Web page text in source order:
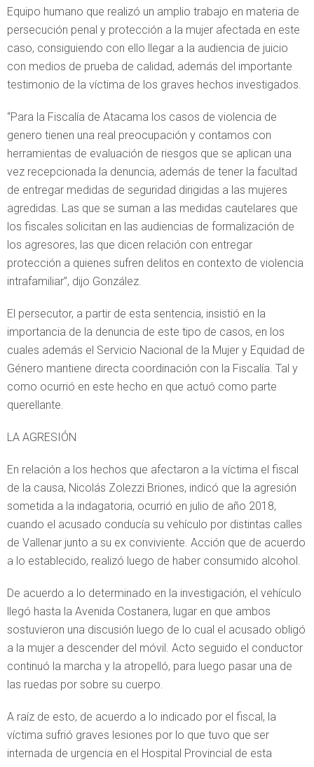
Equipo humano que realizó un amplio trabajo en materia de
persecución penal y protección a la mujer afectada en este
caso, consiguiendo con ello llegar a la audiencia de juicio
con medios de prueba de calidad, además del importante
testimonio de la víctima de los graves hechos investigados.
“Para la Fiscalía de Atacama los casos de violencia de
genero tienen una real preocupación y contamos con
herramientas de evaluación de riesgos que se aplican una
vez recepcionada la denuncia, además de tener la facultad
de entregar medidas de seguridad dirigidas a las mujeres
agredidas. Las que se suman a las medidas cautelares que
los fiscales solicitan en las audiencias de formalización de
los agresores, las que dicen relación con entregar
protección a quienes sufren delitos en contexto de violencia
intrafamiliar”, dijo González.
El persecutor, a partir de esta sentencia, insistió en la
importancia de la denuncia de este tipo de casos, en los
cuales además el Servicio Nacional de la Mujer y Equidad de
Género mantiene directa coordinación con la Fiscalía. Tal y
como ocurrió en este hecho en que actuó como parte
querellante.
LA AGRESIÓN
En relación a los hechos que afectaron a la víctima el fiscal
de la causa, Nicolás Zolezzi Briones, indicó que la agresión
sometida a la indagatoria, ocurrió en julio de año 2018,
cuando el acusado conducía su vehículo por distintas calles
de Vallenar junto a su ex conviviente. Acción que de acuerdo
a lo establecido, realizó luego de haber consumido alcohol.
De acuerdo a lo determinado en la investigación, el vehículo
llegó hasta la Avenida Costanera, lugar en que ambos
sostuvieron una discusión luego de lo cual el acusado obligó
a la mujer a descender del móvil. Acto seguido el conductor
continuó la marcha y la atropelló, para luego pasar una de
las ruedas por sobre su cuerpo.
A raíz de esto, de acuerdo a lo indicado por el fiscal, la
víctima sufrió graves lesiones por lo que tuvo que ser
internada de urgencia en el Hospital Provincial de esta